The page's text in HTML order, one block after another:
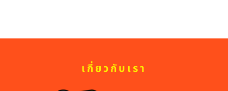
เกี่ยวกับเรา